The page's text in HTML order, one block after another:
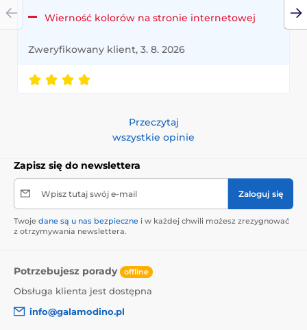
Wierność kolorów na stronie internetowej
Zweryfikowany klient, 3. 8. 2026
Przeczytaj
wszystkie opinie
Zapisz się do newslettera
Wpisz tutaj swój e-mail Zaloguj się
Twoje dane są u nas bezpieczne i w każdej chwili możesz zrezygnować
z otrzymywania newslettera.
Potrzebujesz porady offline
Obsługa klienta jest dostępna
info@galamodino.pl